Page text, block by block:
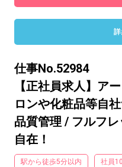
仕事No.52984
【正社員求人】ア
ロンや化粧品等自
品質管理 / フルフ
自在！
駅から徒歩5分以内 社員